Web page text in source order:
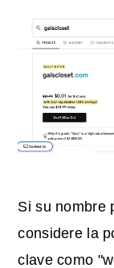
Si su nombre
considere la
clave como